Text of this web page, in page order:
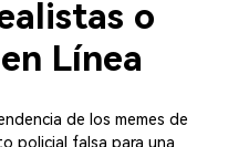
o
Línea
de los memes de
policial falsa para una